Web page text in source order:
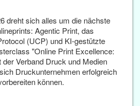
dreht sich alles um die nächste
Agentic Print, das
(UCP) und KI-gestützte
"Online Print Excellence:
Verband Druck und Medien
Druckunternehmen erfolgreich
können.